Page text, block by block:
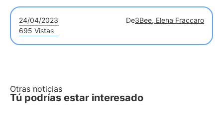
24/04/2023 De3Bee, Elena Fraccaro
695 Vistas
Otras noticias
Tú podrías estar interesado